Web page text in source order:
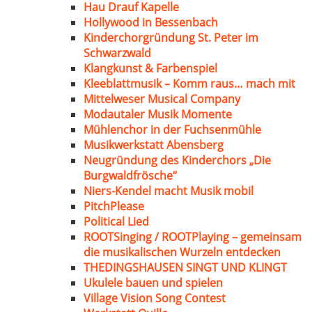
Hau Drauf Kapelle
Hollywood in Bessenbach
Kinderchorgründung St. Peter im
Schwarzwald
Klangkunst & Farbenspiel
Kleeblattmusik – Komm raus… mach mit
Mittelweser Musical Company
Modautaler Musik Momente
Mühlenchor in der Fuchsenmühle
Musikwerkstatt Abensberg
Neugründung des Kinderchors „Die
Burgwaldfrösche“
Niers-Kendel macht Musik mobil
PitchPlease
Political Lied
ROOTSinging / ROOTPlaying – gemeinsam
die musikalischen Wurzeln entdecken
THEDINGSHAUSEN SINGT UND KLINGT
Ukulele bauen und spielen
Village Vision Song Contest